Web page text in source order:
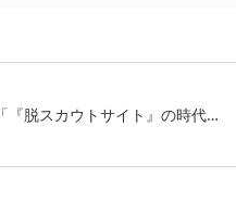
『脱スカウトサイト』の時代…